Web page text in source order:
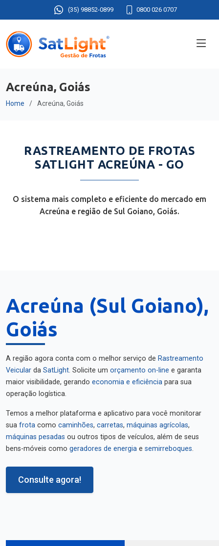
(35) 98852-0899 0800 026 0707
Acreúna, Goiás
Home Acreúna, Goiás
RASTREAMENTO DE FROTAS
SATLIGHT ACREÚNA - GO
O sistema mais completo e eficiente do mercado em
Acreúna e região de Sul Goiano, Goiás.
Acreúna (Sul Goiano),
Goiás
A região agora conta com o melhor serviço de Rastreamento
Veicular da SatLight. Solicite um orçamento on-line e garanta
maior visibilidade, gerando economia e eficiência para sua
operação logística.
Temos a melhor plataforma e aplicativo para você monitorar
sua frota como caminhões, carretas, máquinas agrícolas,
máquinas pesadas ou outros tipos de veículos, além de seus
bens-móveis como geradores de energia e semirreboques.
Consulte agora!